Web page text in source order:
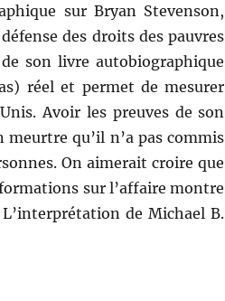
sur Bryan Stevenson,
des droits des pauvres
son livre autobiographique
réel et permet de mesurer
Avoir les preuves de son
qu’il n’a pas commis
On aimerait croire que
sur l’affaire montre
de Michael B.